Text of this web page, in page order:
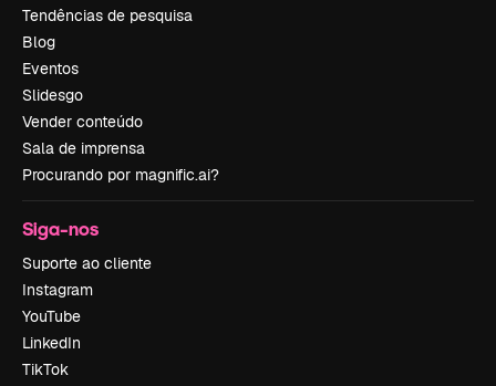
Tendências de pesquisa
Blog
Eventos
Slidesgo
Vender conteúdo
Sala de imprensa
Procurando por magnific.ai?
Siga-nos
Suporte ao cliente
Instagram
YouTube
LinkedIn
TikTok